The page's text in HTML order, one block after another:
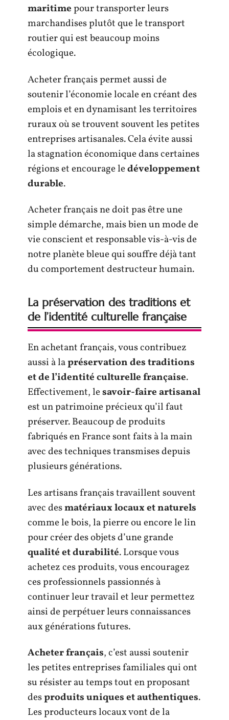
maritimepour transporter leurs
marchandises plutôt que le transport
routier qui est beaucoup moins
écologique.
Acheter français permet aussi de
soutenir l’économie locale en créant des
emplois et en dynamisant les territoires
ruraux où se trouvent souvent les petites
entreprises artisanales. Cela évite aussi
la stagnation économique dans certaines
régions et encourage ledéveloppement
durable.
Acheter français ne doit pas être une
simple démarche, mais bien un mode de
vie conscient et responsable vis-à-vis de
notre planète bleue qui souffre déjà tant
du comportement destructeur humain.
La préservation des traditions et
de l’identité culturelle française
En achetant français, vous contribuez
aussi à lapréservation des traditions
et de l’identité culturelle française.
Effectivement, lesavoir-faire artisanal
est un patrimoine précieux qu’il faut
préserver. Beaucoup de produits
fabriqués en France sont faits à la main
avec des techniques transmises depuis
plusieurs générations.
Les artisans français travaillent souvent
avec desmatériaux locaux et naturels
comme le bois, la pierre ou encore le lin
pour créer des objets d’une grande
qualité et durabilité. Lorsque vous
achetez ces produits, vous encouragez
ces professionnels passionnés à
continuer leur travail et leur permettez
ainsi de perpétuer leurs connaissances
aux générations futures.
Acheter français, c’est aussi soutenir
les petites entreprises familiales qui ont
su résister au temps tout en proposant
desproduits uniques et authentiques.
Les producteurs locaux vont de la